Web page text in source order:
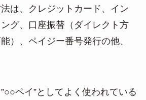
は、クレジットカード、イン
グ、口座振替（ダイレクト方
）、ペイジー番号発行の他、
ペイ”としてよく使われている